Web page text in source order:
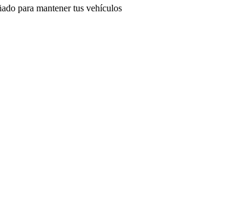
para mantener tus vehículos